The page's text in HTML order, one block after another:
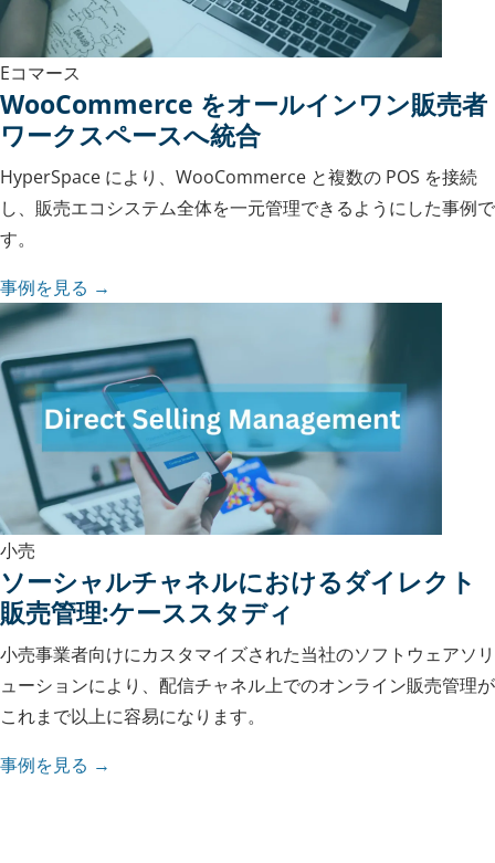
Eコマース
WooCommerce をオールインワン販売者
ワークスペースへ統合
HyperSpace により、WooCommerce と複数の POS を接続
し、販売エコシステム全体を一元管理できるようにした事例で
す。
事例を見る →
小売
ソーシャルチャネルにおけるダイレクト
販売管理:ケーススタディ
小売事業者向けにカスタマイズされた当社のソフトウェアソリ
ューションにより、配信チャネル上でのオンライン販売管理が
これまで以上に容易になります。
事例を見る →